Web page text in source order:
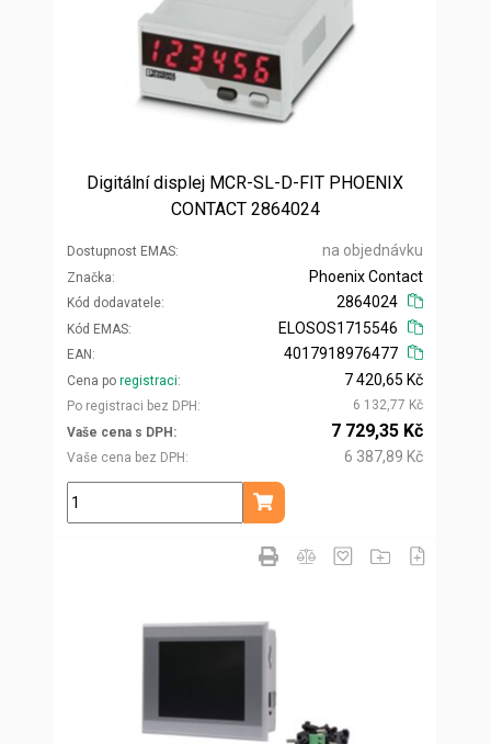
Digitální displej MCR-SL-D-FIT PHOENIX
CONTACT 2864024
Dostupnost EMAS na objednávku
Značka
Kód dodavatele
Phoenix Contact
2864024
Kód EMAS
EAN
ELOSOS1715546
4017918976477
Cena po registraci
Po registraci bez DPH
7 420,65 Kč
6 132,77 Kč
Vaše cena s DPH
Vaše cena bez DPH
7 729,35 Kč
6 387,89 Kč
ks
Přidat do košíku